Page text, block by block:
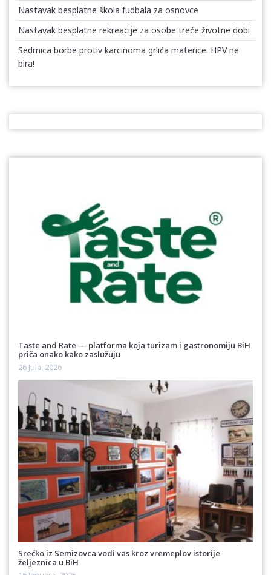
Nastavak besplatne škola fudbala za osnovce
Nastavak besplatne rekreacije za osobe treće životne dobi
Sedmica borbe protiv karcinoma grlića materice: HPV ne
bira!
Taste and Rate — platforma koja turizam i gastronomiju BiH
priča onako kako zaslužuju
26 Jula, 2026
Srećko iz Semizovca vodi vas kroz vremeplov istorije
željeznica u BiH